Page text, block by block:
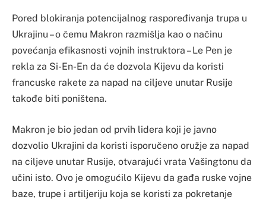
Pored blokiranja potencijalnog raspoređivanja trupa u
Ukrajinu – o čemu Makron razmišlja kao o načinu
povećanja efikasnosti vojnih instruktora – Le Pen je
rekla za Si-En-En da će dozvola Kijevu da koristi
francuske rakete za napad na ciljeve unutar Rusije
takođe biti poništena.
Makron je bio jedan od prvih lidera koji je javno
dozvolio Ukrajini da koristi isporučeno oružje za napad
na ciljeve unutar Rusije, otvarajući vrata Vašingtonu da
učini isto. Ovo je omogućilo Kijevu da gađa ruske vojne
baze, trupe i artiljeriju koja se koristi za pokretanje